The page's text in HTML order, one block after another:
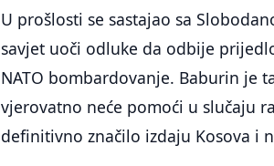
U prošlosti se sastajao sa
savjet uoči odluke da odbije
NATO bombardovanje. Baburin je
vjerovatno neće pomoći u slučaju
definitivno značilo izdaju Kosova i